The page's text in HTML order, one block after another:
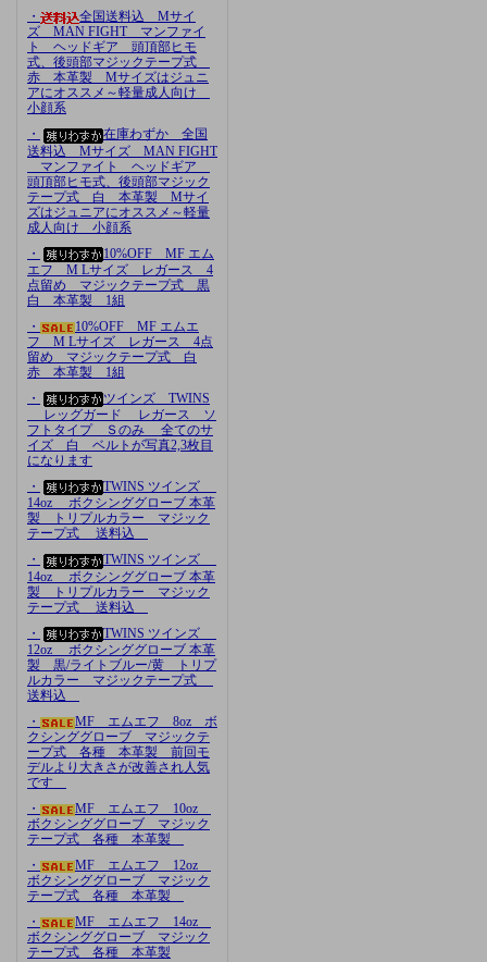
・
全国送料込 Mサイ
ズ MAN FIGHT マンファイ
ト ヘッドギア 頭頂部ヒモ
式、後頭部マジックテープ式
赤 本革製 Mサイズはジュニ
アにオススメ～軽量成人向け
小顔系
・
在庫わずか 全国
送料込 Mサイズ MAN FIGHT
マンファイト ヘッドギア
頭頂部ヒモ式、後頭部マジック
テープ式 白 本革製 Mサイ
ズはジュニアにオススメ～軽量
成人向け 小顔系
・
10%OFF MF エム
エフ M Lサイズ レガース 4
点留め マジックテープ式 黒
白 本革製 1組
・
10%OFF MF エムエ
フ M Lサイズ レガース 4点
留め マジックテープ式 白
赤 本革製 1組
・
ツインズ TWINS
レッグガード レガース ソ
フトタイプ Ｓのみ 全てのサ
イズ 白 ベルトが写真2,3枚目
になります
・
TWINS ツインズ
14oz ボクシンググローブ 本革
製 トリプルカラー マジック
テープ式 送料込
・
TWINS ツインズ
14oz ボクシンググローブ 本革
製 トリプルカラー マジック
テープ式 送料込
・
TWINS ツインズ
12oz ボクシンググローブ 本革
製 黒/ライトブルー/黄 トリプ
ルカラー マジックテープ式
送料込
・
MF エムエフ 8oz ボ
クシンググローブ マジックテ
ープ式 各種 本革製 前回モ
デルより大きさが改善され人気
です
・
MF エムエフ 10oz
ボクシンググローブ マジック
テープ式 各種 本革製
・
MF エムエフ 12oz
ボクシンググローブ マジック
テープ式 各種 本革製
・
MF エムエフ 14oz
ボクシンググローブ マジック
テープ式 各種 本革製